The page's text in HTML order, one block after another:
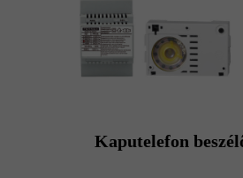
Kaputelefon